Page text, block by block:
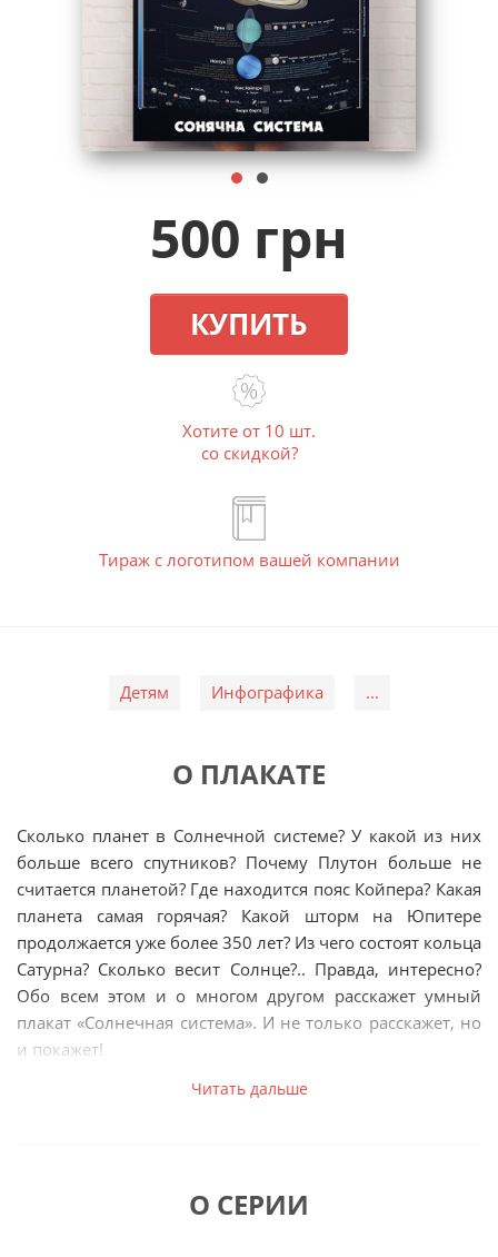
500 грн
КУПИТЬ
Хотите от 10 шт.
со скидкой?
Тираж с логотипом вашей компании
Детям Инфографика ...
О ПЛАКАТЕ
Сколько планет в Солнечной системе? У какой из них
больше всего спутников? Почему Плутон больше не
считается планетой? Где находится пояс Койпера? Какая
планета самая горячая? Какой шторм на Юпитере
продолжается уже более 350 лет? Из чего состоят кольца
Сатурна? Сколько весит Солнце?.. Правда, интересно?
Обо всем этом и о многом другом расскажет умный
плакат «Солнечная система». И не только расскажет, но
и покажет!
То, что еще вчера казалось скучным и сложным, станет
Информация на плакате четко
Читать дальше
О СЕРИИ